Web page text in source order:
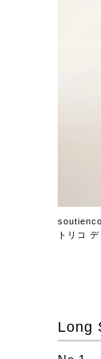
トリコ
Long